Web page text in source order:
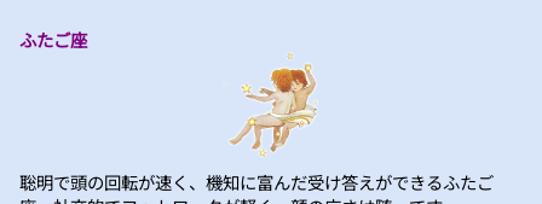
ふたご座
聡明で頭の回転が速く、機知に富んだ受け答えができるふたご